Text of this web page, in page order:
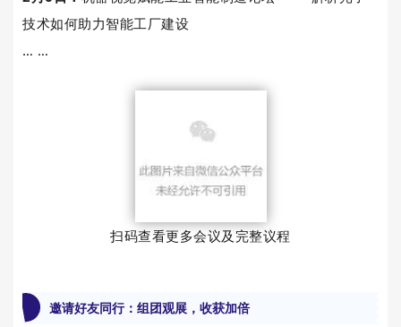
技术如何助力智能工厂建设
… …
扫码查看更多会议及完整议程
邀请好友同行：组团观展，收获加倍